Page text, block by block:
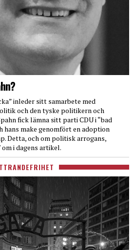
inleder sitt samarbete med
och den tyske politikern och
fick lämna sitt parti CDU i “bad
hans make genomfört en adoption
Detta, och om politisk arrogans,
i dagens artikel.